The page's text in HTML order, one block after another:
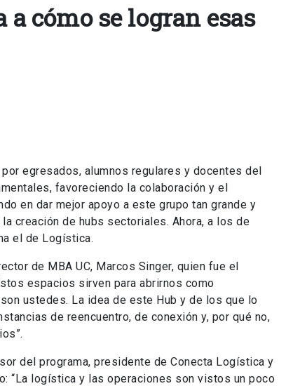
a cómo se logran esas
egresados, alumnos regulares y docentes del
favoreciendo la colaboración y el
en dar mejor apoyo a este grupo tan grande y
creación de hubs sectoriales. Ahora, a los de
el de Logística.
de MBA UC, Marcos Singer, quien fue el
espacios sirven para abrirnos como
ustedes. La idea de este Hub y de los que lo
de reencuentro, de conexión y, por qué no,
del programa, presidente de Conecta Logística y
“La logística y las operaciones son vistos un poco